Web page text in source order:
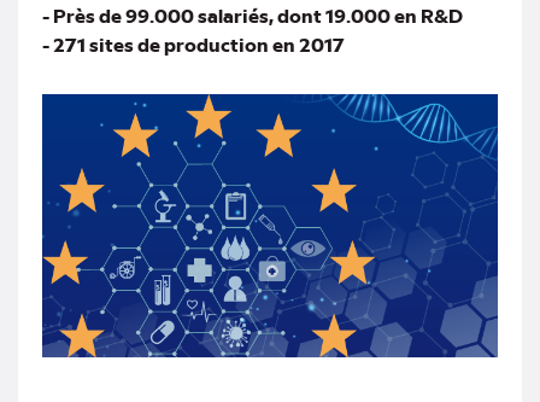
- Près de 99.000 salariés, dont 19.000 en R&D
- 271 sites de production en 2017